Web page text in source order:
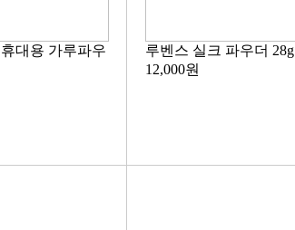
대용 가루파우
루벤스 실크 파우더 28g
12,000원